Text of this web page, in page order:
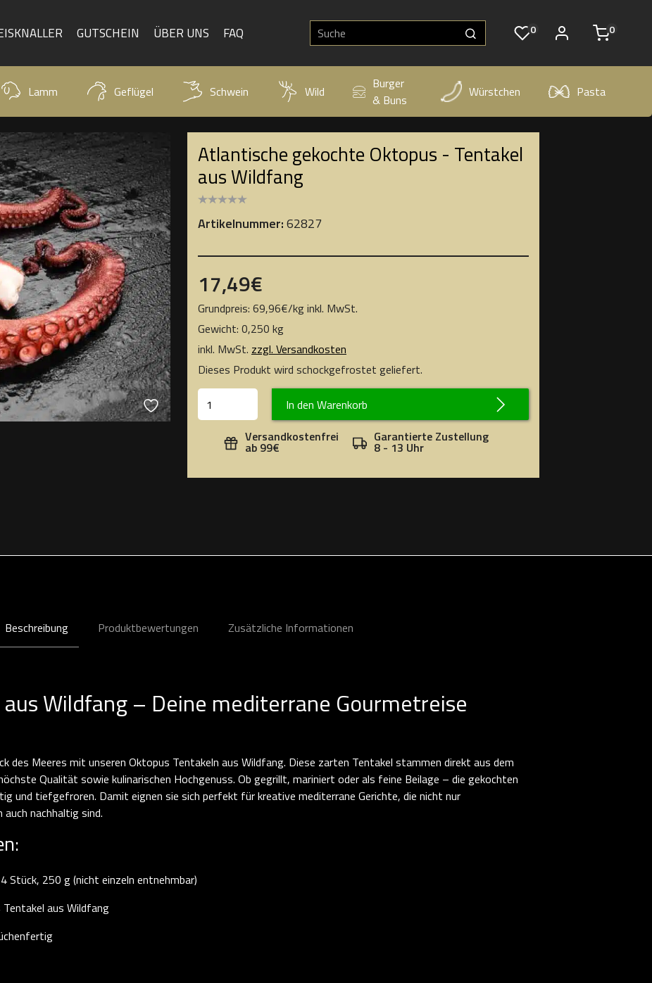
GUTSCHEIN ÜBER UNS FAQ 0 0
Lamm Geflügel Schwein Wild
Burger
& Buns
Würstchen Pasta
Atlantische gekochte Oktopus - Tentakel
aus Wildfang
Artikelnummer:62827
17,49€
Grundpreis: 69,96€/kginkl. MwSt.
Gewicht: 0,250 kg
inkl. MwSt. zzgl. Versandkosten
Dieses Produkt wird schockgefrostet geliefert.
In den Warenkorb
Versandkostenfrei
ab 99€
Garantierte Zustellung
8 - 13 Uhr
Beschreibung Produktbewertungen Zusätzliche Informationen
Wildfang – Deine mediterrane Gourmetreise
des Meeres mit unseren Oktopus Tentakeln aus Wildfang. Diese zarten Tentakel stammen direkt aus dem
Qualität sowie kulinarischen Hochgenuss. Ob gegrillt, mariniert oder als feine Beilage – die gekochten
und tiefgefroren. Damit eignen sie sich perfekt für kreative mediterrane Gerichte, die nicht nur
nachhaltig sind.
Stück, 250 g (nicht einzeln entnehmbar)
aus Wildfang